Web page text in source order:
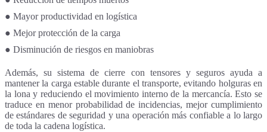
● Mayor productividad en logística
● Mejor protección de la carga
● Disminución de riesgos en maniobras
Además, su sistema de cierre con tensores y seguros ayuda a
mantener la carga estable durante el transporte, evitando holguras en
la lona y reduciendo el movimiento interno de la mercancía. Esto se
traduce en menor probabilidad de incidencias, mejor cumplimiento
de estándares de seguridad y una operación más confiable a lo largo
de toda la cadena logística.